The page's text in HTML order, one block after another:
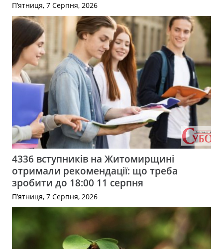
П’ятниця, 7 Серпня, 2026
4336 вступників на Житомирщині
отримали рекомендації: що треба
зробити до 18:00 11 серпня
П’ятниця, 7 Серпня, 2026